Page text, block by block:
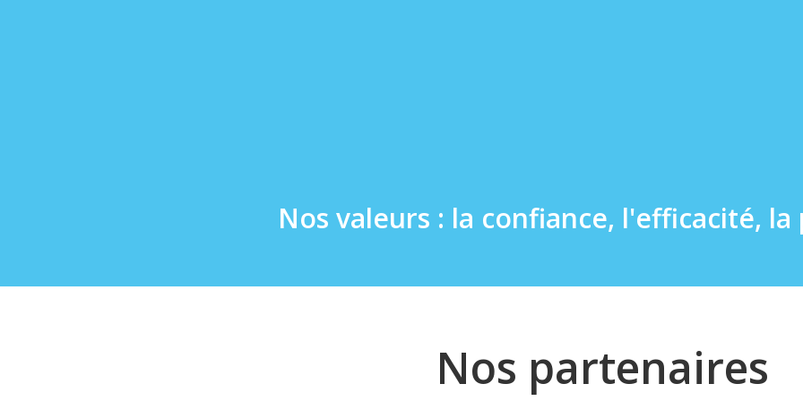
Nos valeurs : la confiance, l'efficacité,
Nos partenaires